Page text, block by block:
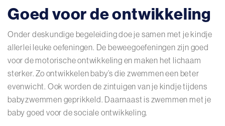
Goed voor de ontwikkeling
Onder deskundige begeleiding doe je samen met je kindje
allerlei leuke oefeningen. De beweegoefeningen zijn goed
voor de motorische ontwikkeling en maken het lichaam
sterker. Zo ontwikkelen baby’s die zwemmen een beter
evenwicht. Ook worden de zintuigen van je kindje tijdens
babyzwemmen geprikkeld. Daarnaast is zwemmen met je
baby goed voor de sociale ontwikkeling.